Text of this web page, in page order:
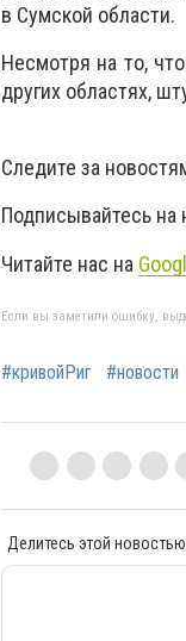
в Сумской области.
Несмотря на то,
других областях,
Следите за
Подписывайтесь на
Читайте нас на
Если вы заметили ошибку,
#кривойРиг #новости
Делитесь этой